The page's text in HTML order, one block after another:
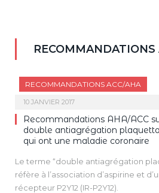
RECOMMANDATIONS
RECOMMANDATIONS ACC/AHA
10 JANVIER 2017
Recommandations AHA/ACC
double antiagrégation
qui ont une maladie coronaire
Le terme “double antiagrégation
réfère à l’association d’aspirine et
récepteur P2Y12 (IR-P2Y12).